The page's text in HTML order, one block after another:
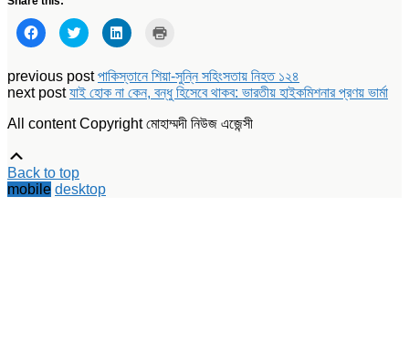
Click
to
share
Facebook
(Opens
in
window)
Click
to
share
Twitter
(Opens
in
window)
Click
to
LinkedIn
(Opens
in
window)
in
new
window)
previous postপাকিস্তানে শিয়া-সুন্নি সহিংসতায় নিহত ১২৪
next postযাই হোক না কেন, বন্ধু হিসেবে থাকব: ভারতীয় হাইকমিশনার প্রণয় ভার্মা
All content Copyright মোহাম্মদী নিউজ এজেন্সী
Up
Back to top
mobile desktop